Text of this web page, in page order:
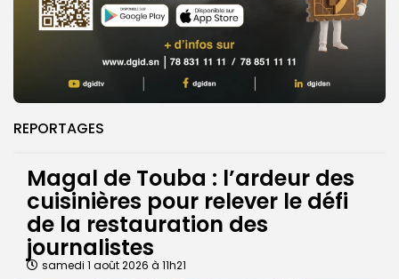
REPORTAGES
Magal de Touba : l’ardeur des
cuisinières pour relever le défi
de la restauration des
journalistes
samedi 1 août 2026 à 11h21